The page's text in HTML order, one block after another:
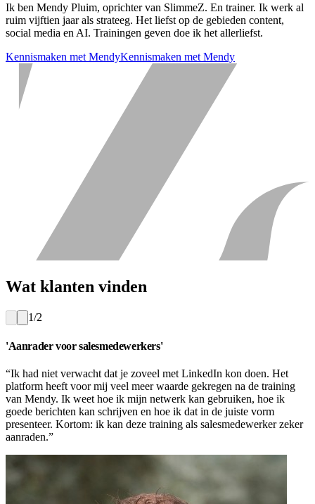
Ik ben Mendy Pluim, oprichter van SlimmeZ. En trainer. Ik werk al
ruim vijftien jaar als strateeg. Het liefst op de gebieden content,
social media en AI. Trainingen geven doe ik het allerliefst.
Kennismaken met MendyKennismaken met Mendy
Wat klanten vinden
1/2
'Aanrader voor salesmedewerkers'
“Ik had niet verwacht dat je zoveel met LinkedIn kon doen. Het
platform heeft voor mij veel meer waarde gekregen na de training
van Mendy. Ik weet hoe ik mijn netwerk kan gebruiken, hoe ik
goede berichten kan schrijven en hoe ik dat in de juiste vorm
presenteer. Kortom: ik kan deze training als salesmedewerker zeker
aanraden.”